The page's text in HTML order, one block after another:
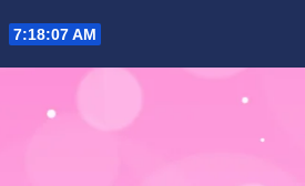
7:18:08 AM